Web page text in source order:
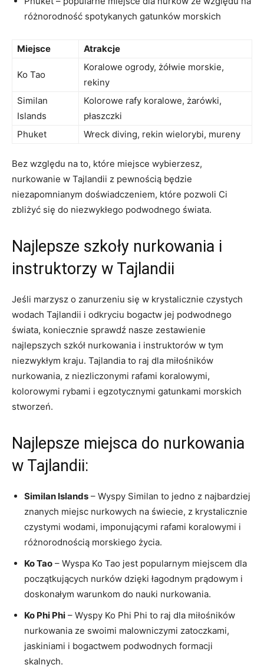
różnorodność spotykanych⁣ gatunków morskich
Miejsce Atrakcje
Ko Tao
Koralowe ‍ogrody, żółwie morskie,
rekiny
Similan
Islands
Kolorowe rafy koralowe, ‌żarówki,
płaszczki
Phuket
Wreck diving, rekin wielorybi, mureny
Bez⁤ względu na to, ⁤które miejsce ‍wybierzesz,
nurkowanie ⁤w Tajlandii z pewnością będzie
niezapomnianym doświadczeniem, ‍które pozwoli⁣ Ci
zbliżyć się ⁤do niezwykłego podwodnego świata.
Najlepsze szkoły nurkowania i
instruktorzy w Tajlandii
Jeśli marzysz o zanurzeniu się w krystalicznie czystych
wodach Tajlandii i odkryciu ⁢bogactw jej ⁤podwodnego
świata, koniecznie sprawdź ‌nasze zestawienie
⁣najlepszych szkół nurkowania i instruktorów w tym
⁣niezwykłym kraju. Tajlandia to⁣ raj​ dla miłośników
nurkowania, z ⁤niezliczonymi rafami koralowymi,
kolorowymi rybami i egzotycznymi gatunkami ⁣morskich
stworzeń.
Najlepsze miejsca do nurkowania
w Tajlandii:
Similan ‌Islands – Wyspy Similan to jedno z najbardziej
znanych miejsc nurkowych na świecie, z krystalicznie
czystymi wodami, ‍imponującymi rafami koralowymi i
różnorodnością​ morskiego życia.
Ko Tao – Wyspa Ko⁣ Tao jest popularnym miejscem dla
‌początkujących nurków dzięki ‌łagodnym prądowym ⁢i
⁢doskonałym warunkom do nauki nurkowania.
Ko Phi Phi – Wyspy Ko Phi Phi to raj dla miłośników
nurkowania ze ​swoimi malowniczymi zatoczkami,
jaskiniami i bogactwem podwodnych ⁤formacji
skalnych.